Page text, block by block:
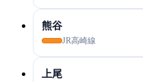
熊谷
JR高崎線
上尾